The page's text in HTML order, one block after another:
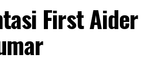
First Aider